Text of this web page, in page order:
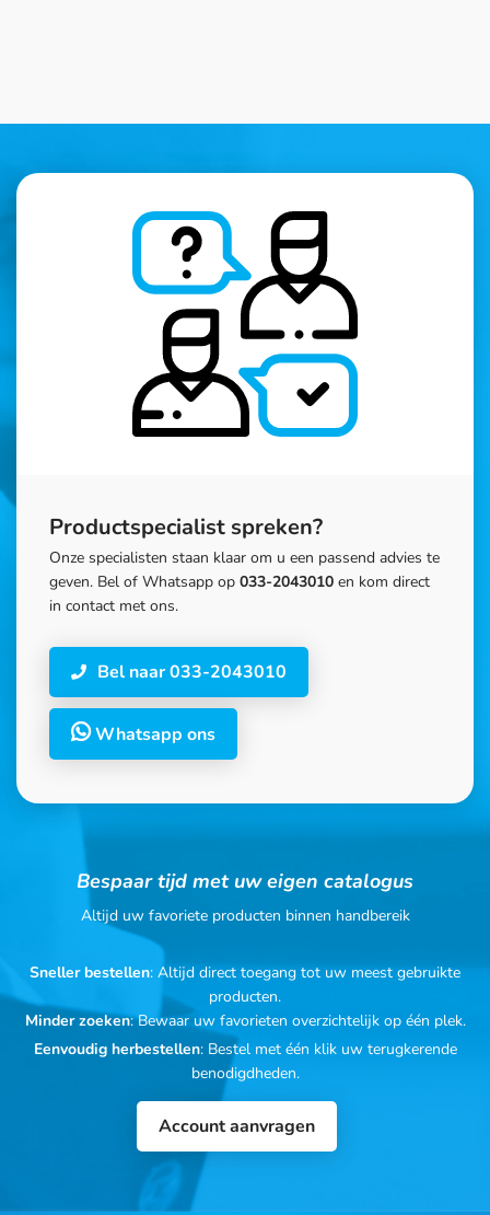
Productspecialist spreken?
Onze specialisten staan klaar om u een passend advies te
geven. Bel of Whatsapp op 033-2043010 en kom direct
in contact met ons.
Bel naar 033-2043010
Whatsapp ons
Bespaar tijd met uw eigen catalogus
Altijd uw favoriete producten binnen handbereik
Sneller bestellen: Altijd direct toegang tot uw meest gebruikte
producten.
Minder zoeken: Bewaar uw favorieten overzichtelijk op één plek.
Eenvoudig herbestellen: Bestel met één klik uw terugkerende
benodigdheden.
Account aanvragen